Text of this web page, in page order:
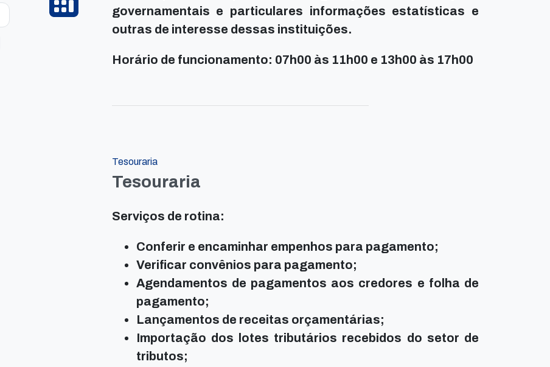
governamentais e particulares informações estatísticas e
outras de interesse dessas instituições.
Horário de funcionamento: 07h00 às 11h00 e 13h00 às 17h00
Tesouraria
Tesouraria
Serviços de rotina:
Conferir e encaminhar empenhos para pagamento;
Verificar convênios para pagamento;
Agendamentos de pagamentos aos credores e folha de
pagamento;
Lançamentos de receitas orçamentárias;
Importação dos lotes tributários recebidos do setor de
tributos;